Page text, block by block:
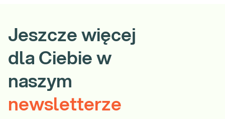
Jeszcze więcej
dla Ciebie w
naszym
newsletterze